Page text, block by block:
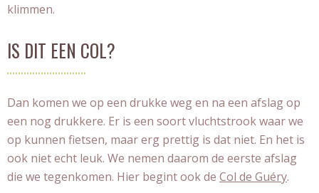
klimmen.
IS DIT EEN COL?
Dan komen we op een drukke weg en na een afslag op
een nog drukkere. Er is een soort vluchtstrook waar we
op kunnen fietsen, maar erg prettig is dat niet. En het is
ook niet echt leuk. We nemen daarom de eerste afslag
die we tegenkomen. Hier begint ook de Col de Guéry.